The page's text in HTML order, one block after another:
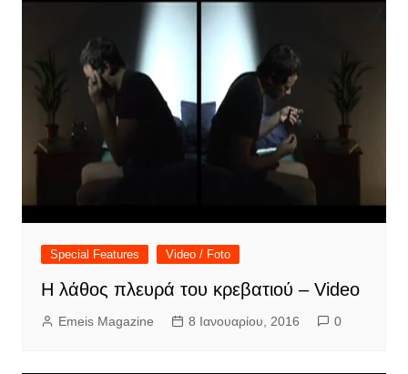
Special Features Video / Foto
Η λάθος πλευρά του κρεβατιού – Video
Emeis Magazine 8 Ιανουαρίου, 2016 0